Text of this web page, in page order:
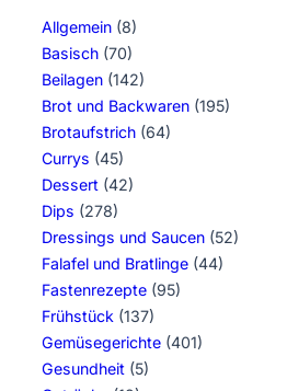
Allgemein (8)
Basisch (70)
Beilagen (142)
Brot und Backwaren (195)
Brotaufstrich (64)
Currys (45)
Dessert (42)
Dips (278)
Dressings und Saucen (52)
Falafel und Bratlinge (44)
Fastenrezepte (95)
Frühstück (137)
Gemüsegerichte (401)
Gesundheit (5)